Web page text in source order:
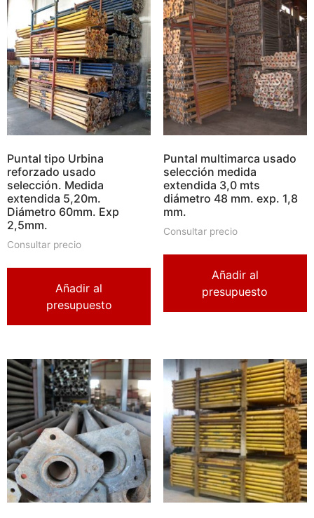
Puntal tipo Urbina
reforzado usado
selección. Medida
extendida 5,20m.
Diámetro 60mm. Exp
2,5mm.
Consultar precio
Añadir al
presupuesto
Puntal multimarca usado
selección medida
extendida 3,0 mts
diámetro 48 mm. exp. 1,8
mm.
Consultar precio
Añadir al
presupuesto